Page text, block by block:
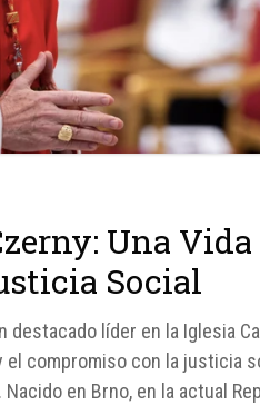
Una
Social
destacado líder en la Iglesia
el compromiso con la justicia
en Brno, en la actual